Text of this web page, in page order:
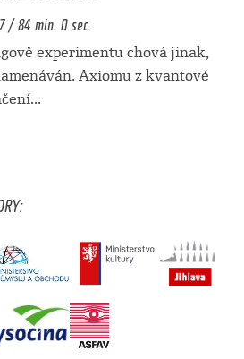
/ 84 min. 0 sec.
experimentu chová jinak,
Axiomu z kvantové
...